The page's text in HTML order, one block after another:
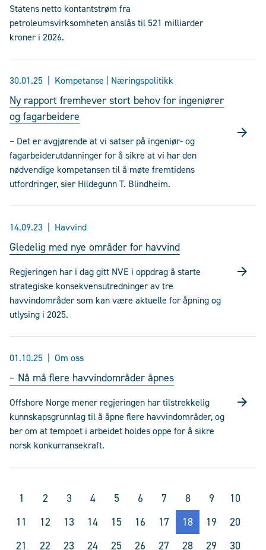
Statens netto kontantstrøm fra
petroleumsvirksomheten anslås til 521 milliarder
kroner i 2026.
30.01.25 Kompetanse | Næringspolitikk
Ny rapport fremhever stort behov for ingeniører
og fagarbeidere
– Det er avgjørende at vi satser på ingeniør- og
fagarbeiderutdanninger for å sikre at vi har den
nødvendige kompetansen til å møte fremtidens
utfordringer, sier Hildegunn T. Blindheim.
14.09.23 Havvind
Gledelig med nye områder for havvind
Regjeringen har i dag gitt NVE i oppdrag å starte
strategiske konsekvensutredninger av tre
havvindområder som kan være aktuelle for åpning og
utlysing i 2025.
01.10.25 Om oss
– Nå må flere havvindområder åpnes
Offshore Norge mener regjeringen har tilstrekkelig
kunnskapsgrunnlag til å åpne flere havvindområder, og
ber om at tempoet i arbeidet holdes oppe for å sikre
norsk konkurransekraft.
1 2 3 4 5 6 7 8 9
10
11
12 13 14 15 16 17 18 19
20
21
22 23 24 25 26 27 28 29
30